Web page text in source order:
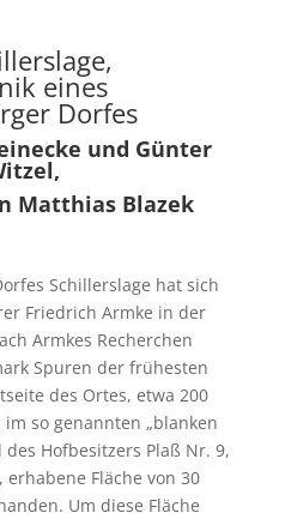
und Günter
Matthias Blazek
Schillerslage hat sich
Friedrich Armke in der
Armkes Recherchen
Spuren der frühesten
des Ortes, etwa 200
so genannten „blanken
Hofbesitzers Plaß Nr. 9,
Fläche von 30
Um diese Fläche